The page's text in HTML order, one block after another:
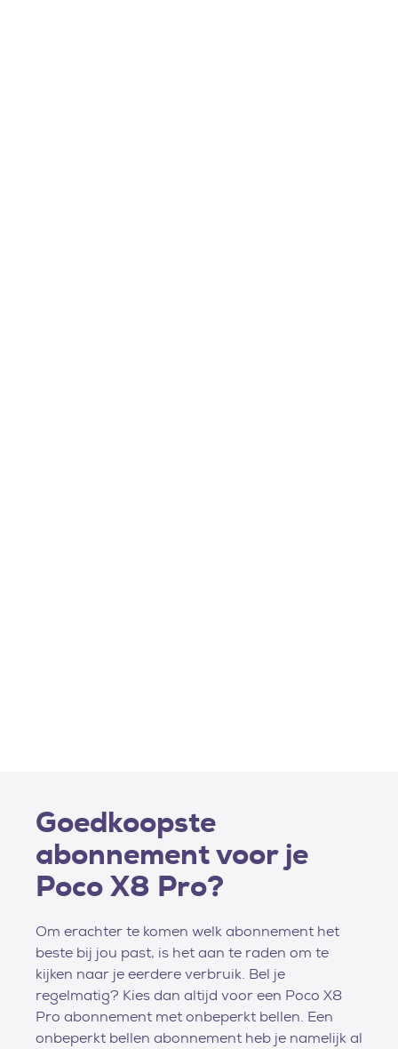
Goedkoopste
abonnement voor je
Poco X8 Pro?
Om erachter te komen welk abonnement het
beste bij jou past, is het aan te raden om te
kijken naar je eerdere verbruik. Bel je
regelmatig? Kies dan altijd voor een Poco X8
Pro abonnement met onbeperkt bellen. Een
onbeperkt bellen abonnement heb je namelijk al